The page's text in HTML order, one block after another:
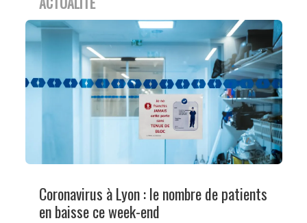
Coronavirus à Lyon : le nombre de patients
en baisse ce week-end